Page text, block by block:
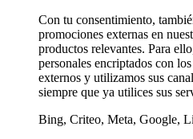
Con tu consentimiento,
promociones externas en
productos relevantes. Para
personales encriptados con
externos y utilizamos sus
siempre que ya utilices sus
Bing, Criteo, Meta, Google,